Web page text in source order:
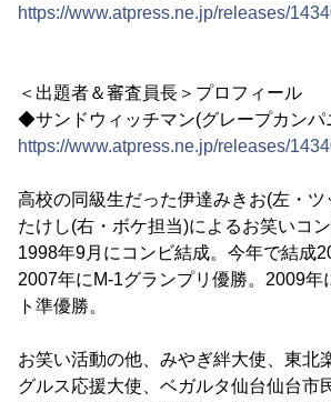
https://www.atpress.ne.jp/releases/
＜出題者＆審査員長＞プロフィール
◆サンドウィッチマン(グレープカンパ
https://www.atpress.ne.jp/releases/
高校の同級生だった伊達みきお(左・
たけし(右・ボケ担当)によるお笑いコン
1998年9月にコンビ結成。今年で結成
2007年にM-1グランプリ優勝。2009年
ト準優勝。
お笑い活動の他、みやぎ絆大使、東北
グルス応援大使、ベガルタ仙台仙台市